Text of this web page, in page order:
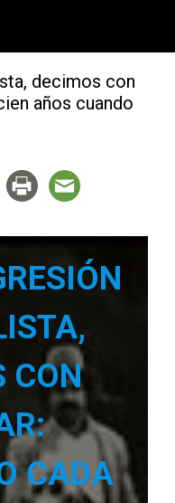
decimos con
años cuando
CON
CADA